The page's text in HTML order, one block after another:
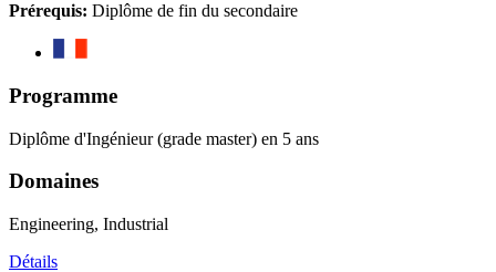
Prérequis: Diplôme de fin du secondaire
Programme
Diplôme d'Ingénieur (grade master) en 5 ans
Domaines
Engineering, Industrial
Détails